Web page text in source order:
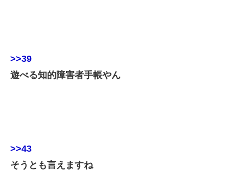
>>39
遊べる知的障害者手帳やん
>>43
そうとも言えますね